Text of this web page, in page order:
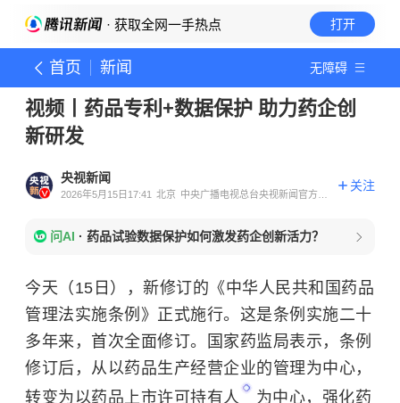
· 获取全网一手热点 打开
首页 新闻 无障碍
视频丨药品专利+数据保护 助力药企创
新研发
央视新闻
2026年5月15日17:41 北京 中央广播电视总台央视新闻官方账
关注
问AI · 药品试验数据保护如何激发药企创新活力？
今天（15日），新修订的《中华人民共和国药品
管理法实施条例》正式施行。这是条例实施二十
多年来，首次全面修订。国家药监局表示，条例
修订后，从以药品生产经营企业的管理为中心，
转变为以药品上市许可持有人
为中心，强化药